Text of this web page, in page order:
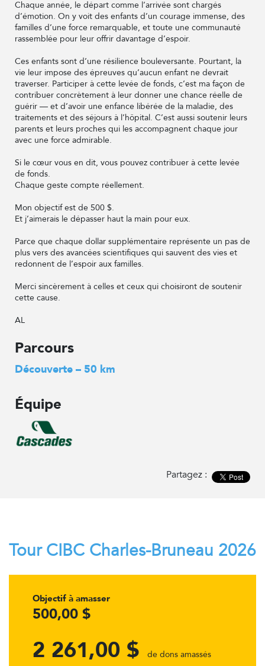
Chaque année, le départ comme l’arrivée sont chargés
d’émotion. On y voit des enfants d’un courage immense, des
familles d’une force remarquable, et toute une communauté
rassemblée pour leur offrir davantage d’espoir.
Ces enfants sont d’une résilience bouleversante. Pourtant, la
vie leur impose des épreuves qu’aucun enfant ne devrait
traverser. Participer à cette levée de fonds, c’est ma façon de
contribuer concrètement à leur donner une chance réelle de
guérir — et d’avoir une enfance libérée de la maladie, des
traitements et des séjours à l’hôpital. C’est aussi soutenir leurs
parents et leurs proches qui les accompagnent chaque jour
avec une force admirable.
Si le cœur vous en dit, vous pouvez contribuer à cette levée
de fonds.
Chaque geste compte réellement.
Mon objectif est de 500 $.
Et j’aimerais le dépasser haut la main pour eux.
Parce que chaque dollar supplémentaire représente un pas de
plus vers des avancées scientifiques qui sauvent des vies et
redonnent de l’espoir aux familles.
Merci sincèrement à celles et ceux qui choisiront de soutenir
cette cause.
AL
Parcours
Découverte – 50 km
Équipe
Partagez :
Tour CIBC Charles-Bruneau 2026
Objectif à amasser
500,00 $
2 261,00 $ de dons amassés